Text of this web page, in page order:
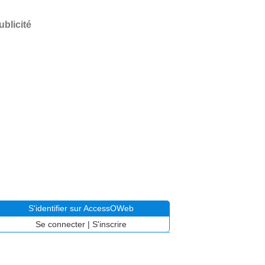
S'identifier sur AccessOWeb
Se connecter | S'inscrire